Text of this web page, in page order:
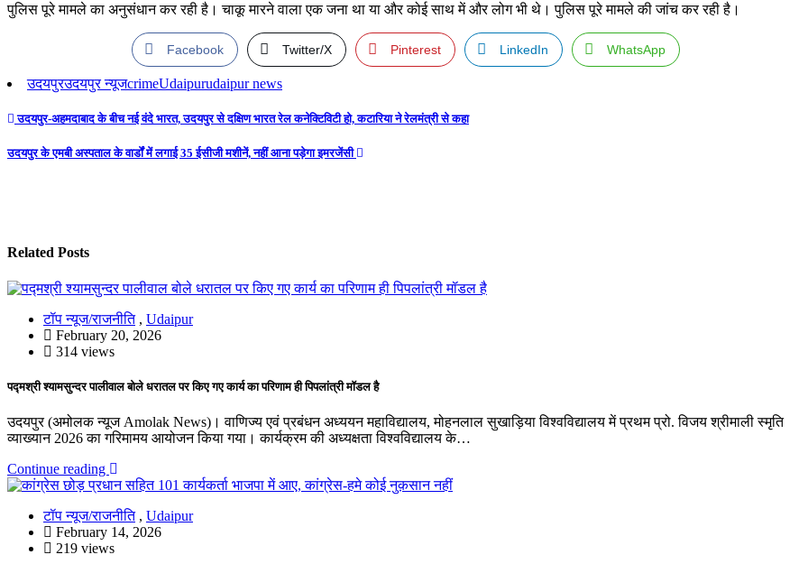
पुलिस पूरे मामले का अनुसंधान कर रही है। चाकू मारने वाला एक जना था या और कोई साथ में और लोग भी थे। पुलिस पूरे मामले की जांच कर रही है।
Facebook Twitter/X Pinterest LinkedIn WhatsApp
उदयपुरउदयपुर न्यूजcrimeUdaipurudaipur news
Post
navigation
उदयपुर-अहमदाबाद के बीच नई वंदे भारत, उदयपुर से दक्षिण भारत रेल कनेक्टिविटी हो, कटारिया ने रेलमंत्री से कहा
उदयपुर के एमबी अस्पताल के वार्डों में लगाई 35 ईसीजी मशीनें, नहीं आना पड़ेगा इमरजेंसी
Related Posts
टॉप न्यूज/राजनीति, Udaipur
February 20, 2026
314 views
पद्मश्री श्यामसुन्दर पालीवाल बोले धरातल पर किए गए कार्य का परिणाम ही पिपलांत्री मॉडल है
उदयपुर (अमोलक न्यूज Amolak News)। वाणिज्य एवं प्रबंधन अध्ययन महाविद्यालय, मोहनलाल सुखाड़िया विश्वविद्यालय में प्रथम प्रो. विजय श्रीमाली स्मृति
व्याख्यान 2026 का गरिमामय आयोजन किया गया। कार्यक्रम की अध्यक्षता विश्वविद्यालय के…
Continue reading
टॉप न्यूज/राजनीति, Udaipur
February 14, 2026
219 views